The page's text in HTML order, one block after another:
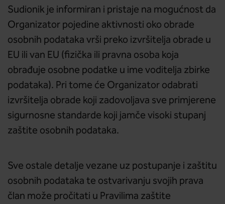
Sudionik je informiran i pristaje na mogućnost da
Organizator pojedine aktivnosti oko obrade
osobnih podataka vrši preko izvršitelja obrade u
EU ili van EU (fizička ili pravna osoba koja
obrađuje osobne podatke u ime voditelja zbirke
podataka). Pri tome će Organizator odabrati
izvršitelja obrade koji zadovoljava sve primjerene
sigurnosne standarde koji jamče visoki stupanj
zaštite osobnih podataka.
Sve ostale detalje vezane uz postupanje i zaštitu
osobnih podataka te ostvarivanju svojih prava
član može pročitati u Pravilima zaštite